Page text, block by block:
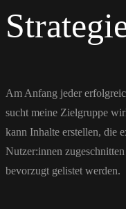
Am Anfang jeder
sucht meine Zielgruppe
kann Inhalte erstellen, die
Nutzer:innen
bevorzugt gelistet werden.